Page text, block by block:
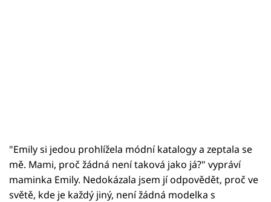
"Emily si jedou prohlížela módní katalogy a zeptala se
mě. Mami, proč žádná není taková jako já?" vypráví
maminka Emily. Nedokázala jsem jí odpovědět, proč ve
světě, kde je každý jiný, není žádná modelka s